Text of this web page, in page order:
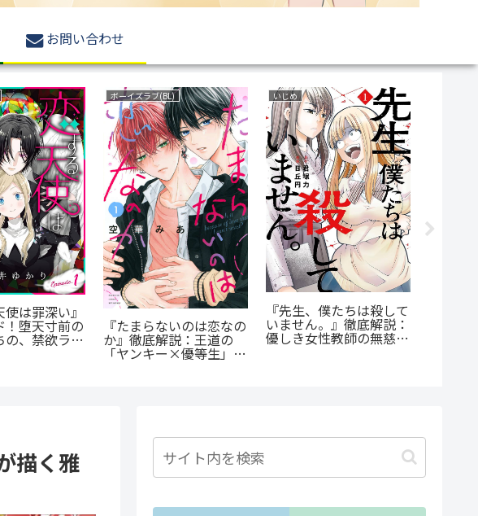
お問い合わせ
使は罪深い』
！堕天寸前の
の、禁欲ラブ
ぎる
ボーイズラブ(BL)
『たまらないのは恋なの
か』徹底解説：王道の
「ヤンキー×優等生」が
いじめ
『先生、僕たちは殺して
いません。』徹底解説：
優しき女性教師の無慈悲
な復讐劇
描く雅